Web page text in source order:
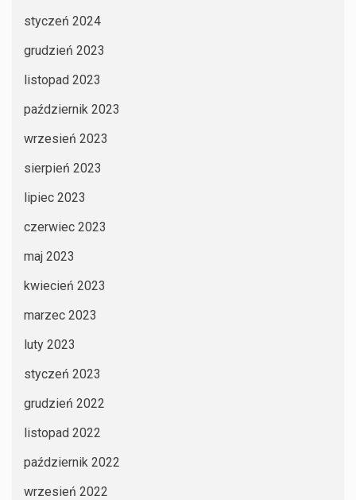
styczeń 2024
grudzień 2023
listopad 2023
październik 2023
wrzesień 2023
sierpień 2023
lipiec 2023
czerwiec 2023
maj 2023
kwiecień 2023
marzec 2023
luty 2023
styczeń 2023
grudzień 2022
listopad 2022
październik 2022
wrzesień 2022